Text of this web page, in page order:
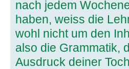
nach jedem
haben, weiss die
wohl nicht um den
also die Grammatik,
Ausdruck deiner